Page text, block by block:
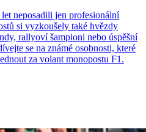
neposadili jen profesionální
si vyzkoušely také hvězdy
rallyoví šampioni nebo úspěšní
se na známé osobnosti, které
za volant monopostu F1.